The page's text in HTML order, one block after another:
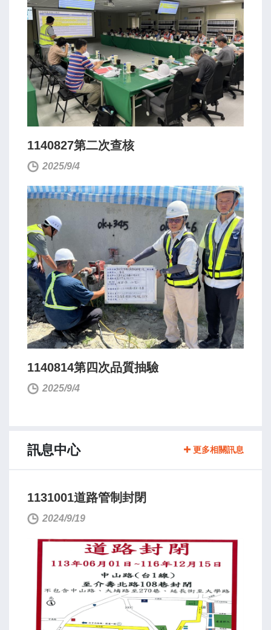
1140827第二次查核
2025/9/4
1140814第四次品質抽驗
2025/9/4
訊息中心 更多相關訊息
1131001道路管制封閉
2024/9/19